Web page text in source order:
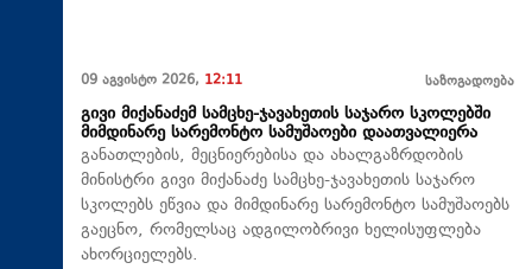
09 აგვისტო 2026, 12:11 საზოგადოება
გივი მიქანაძემ სამცხე-ჯავახეთის საჯარო სკოლებში
მიმდინარე სარემონტო სამუშაოები დაათვალიერა
განათლების, მეცნიერებისა და ახალგაზრდობის
მინისტრი გივი მიქანაძე სამცხე-ჯავახეთის საჯარო
სკოლებს ეწვია და მიმდინარე სარემონტო სამუშაოებს
გაეცნო, რომელსაც ადგილობრივი ხელისუფლება
ახორციელებს.